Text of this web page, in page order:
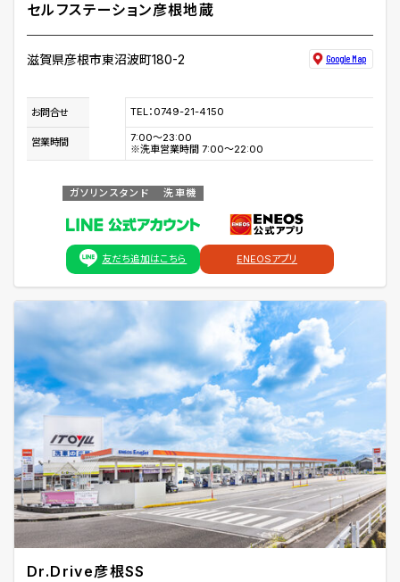
セルフステーション彦根地蔵
滋賀県彦根市東沼波町180-2 Google Map
お問合せ TEL：0749-21-4150
営業時間
7:00〜23:00
※洗車営業時間 7:00〜22:00
ガソリンスタンド 洗車機
友だち追加はこちら ENEOSアプリ
Dr.Drive彦根SS